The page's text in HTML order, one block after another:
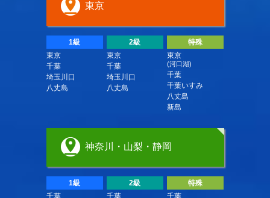
東京
1級
東京
千葉
埼玉川口
八丈島
2級
東京
千葉
埼玉川口
八丈島
特殊
東京
(河口湖)
千葉
千葉いすみ
八丈島
新島
神奈川・山梨・静岡
1級
千葉
2級
千葉
特殊
千葉